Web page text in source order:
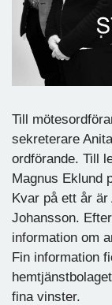
Till
sekreterare
ordförande. Till
Magnus Eklund
Kvar på ett år
Johansson.
information om
Fin information
fina vinster.